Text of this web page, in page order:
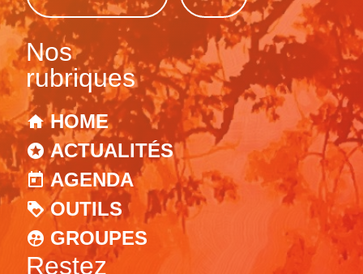
Nos
rubriques
HOME
ACTUALITÉS
AGENDA
OUTILS
GROUPES
Restez